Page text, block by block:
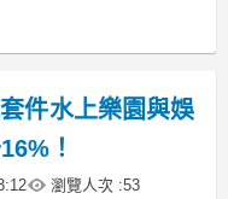
及家庭娛樂中心的野
件水上樂園與娛
！
瀏覽人次 :53